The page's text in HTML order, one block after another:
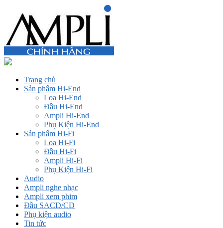
Trang chủ
Sản phẩm Hi-End
Loa Hi-End
Đầu Hi-End
Ampli Hi-End
Phụ Kiện Hi-End
Sản phẩm Hi-Fi
Loa Hi-Fi
Đầu Hi-Fi
Ampli Hi-Fi
Phụ Kiện Hi-Fi
Audio
Ampli nghe nhạc
Ampli xem phim
Đầu SACD/CD
Phụ kiện audio
Tin tức